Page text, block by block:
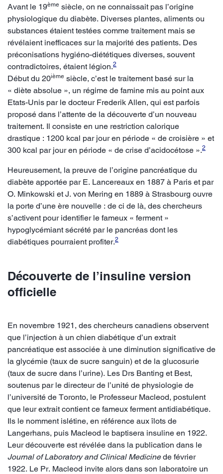
Avant le 19ème siècle, on ne connaissait pas l’origine
physiologique du diabète. Diverses plantes, aliments ou
substances étaient testées comme traitement mais se
révélaient inefficaces sur la majorité des patients. Des
préconisations hygiéno-diététiques diverses, souvent
contradictoires, étaient légion.2
Début du 20ième siècle, c’est le traitement basé sur la
« diète absolue », un régime de famine mis au point aux
Etats-Unis par le docteur Frederik Allen, qui est parfois
proposé dans l’attente de la découverte d’un nouveau
traitement. Il consiste en une restriction calorique
drastique : 1200 kcal par jour en période « de croisière » et
300 kcal par jour en période « de crise d’acidocétose ».2
Heureusement, la preuve de l’origine pancréatique du
diabète apportée par E. Lancereaux en 1887 à Paris et par
O. Minkowski et J. von Mering en 1889 à Strasbourg ouvre
la porte d’une ère nouvelle : de ci de là, des chercheurs
s’activent pour identifier le fameux « ferment »
hypoglycémiant sécrété par le pancréas dont les
diabétiques pourraient profiter.2
Découverte de l’insuline version
officielle
En novembre 1921, des chercheurs canadiens observent
que l’injection à un chien diabétique d’un extrait
pancréatique est associée à une diminution significative de
la glycémie (taux de sucre sanguin) et de la glucosurie
(taux de sucre dans l’urine). Les Drs Banting et Best,
soutenus par le directeur de l’unité de physiologie de
l’université de Toronto, le Professeur Macleod, postulent
que leur extrait contient ce fameux ferment antidiabétique.
Ils le nomment islétine, en référence aux îlots de
Langerhans, puis Macleod le baptisera insuline en 1922.
Leur découverte est révélée dans la publication dans le
Journal of Laboratory and Clinical Medicinede février
1922. Le Pr. Macleod invite alors dans son laboratoire un